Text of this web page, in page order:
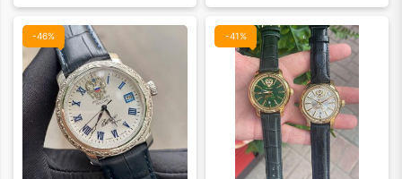
-46% -41%